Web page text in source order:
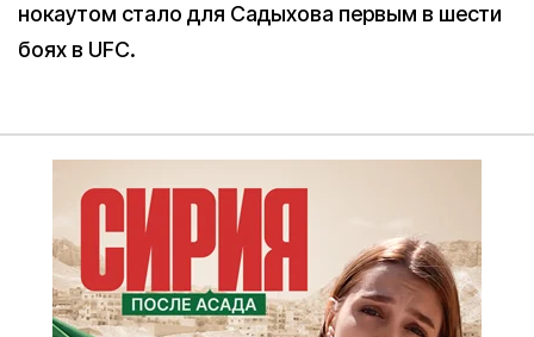
нокаутом стало для Садыхова первым в шести
боях в UFC.